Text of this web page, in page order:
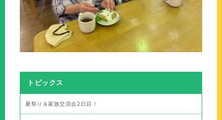
トピックス
夏祭り＆家族交流会2日目！